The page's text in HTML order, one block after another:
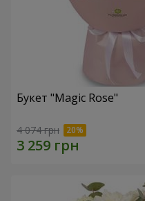
Букет "Magic Rose"
4 074 грн